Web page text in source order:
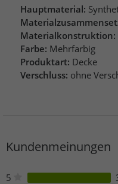
Hauptmaterial:
Materialkonstruktion:
Farbe: Mehrfarbig
Produktart: Decke
Verschluss: ohne
Kundenmeinungen
5